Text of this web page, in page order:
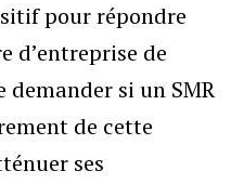
pour répondre
d’entreprise de
demander si un SMR
de cette
ses